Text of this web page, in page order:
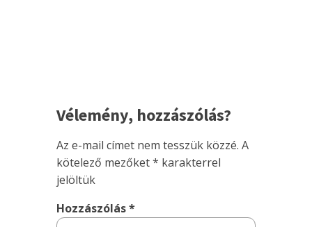
Vélemény, hozzászólás?
Az e-mail címet nem tesszük közzé. A
kötelező mezőket* karakterrel
jelöltük
Hozzászólás*